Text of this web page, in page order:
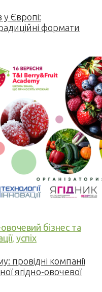
Європі:
формати
бізнес та
успіх
провідні компанії
ягідно-овочевої